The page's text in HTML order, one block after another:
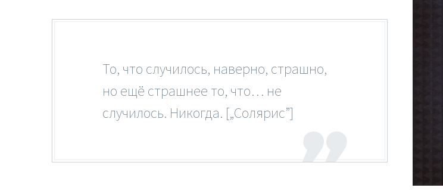
То, что случилось, наверно, страшно,
но ещё страшнее то, что… не
случилось. Никогда. [„Солярис”]